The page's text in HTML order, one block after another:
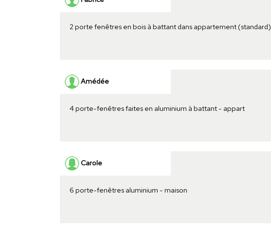
2 porte fenêtres en bois à battant dans appartement (standard)
Amédée
4 porte-fenêtres faites en aluminium à battant - appart
Carole
6 porte-fenêtres aluminium - maison